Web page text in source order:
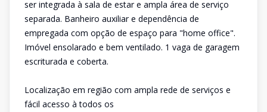
ser integrada à sala de estar e ampla área de serviço
separada. Banheiro auxiliar e dependência de
empregada com opção de espaço para "home office".
Imóvel ensolarado e bem ventilado. 1 vaga de garagem
escriturada e coberta.
Localização em região com ampla rede de serviços e
fácil acesso à todos os